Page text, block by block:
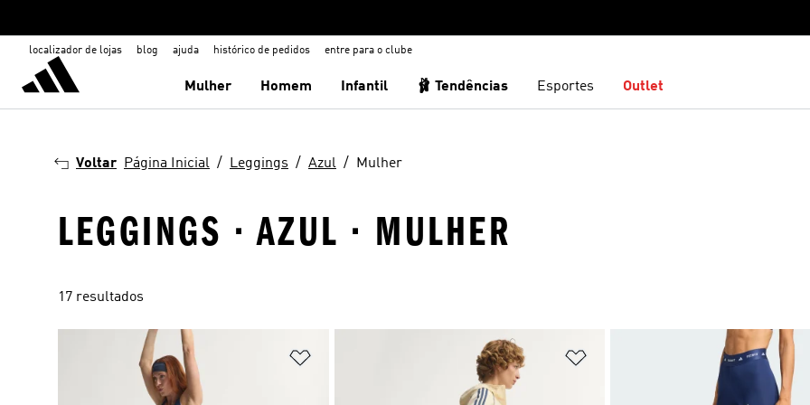
localizador de lojas blog ajuda histórico de pedidos entre para o clube
Mulher Homem Infantil 🩰 Tendências Esportes Outlet
Voltar Página Inicial Leggings Azul Mulher
LEGGINGS · AZUL · MULHER
17 resultados
Adicionar à Lista de Desejos Adicionar à Lista de Desejos